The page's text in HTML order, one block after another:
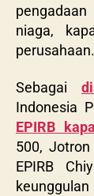
niaga,
perusahaan.
Sebagai
Indonesia
EPIRB
500,
EPIRB